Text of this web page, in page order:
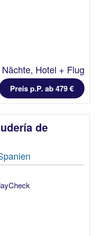
Hotel + Flug
Preis p.P. ab 479 €
de